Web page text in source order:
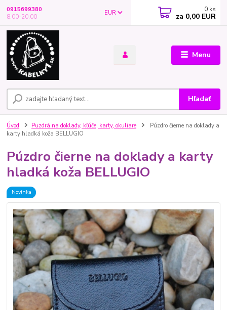
Menu
EUR
Hľadať
0915699380
8.00-20.00
0 ks
za 0,00 EUR
Úvod Puzdrá na doklady, kľúče, karty, okuliare
Púzdro čierne na doklady a
karty hladká koža BELLUGIO
Púzdro čierne na doklady a karty
hladká koža BELLUGIO
Novinka